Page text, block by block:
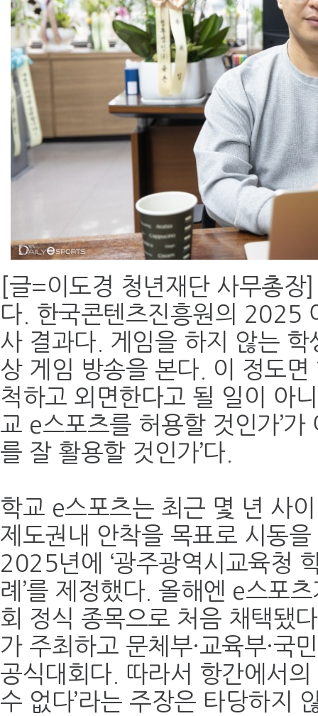
[글=이도경 청년재단 사무총
다. 한국콘텐츠진흥원의 2025
사 결과다. 게임을 하지 않는
상 게임 방송을 본다. 이 정도
척하고 외면한다고 될 일이 아
교 e스포츠를 허용할 것인가’가
를 잘 활용할 것인가’다.
학교 e스포츠는 최근 몇 년 사
제도권내 안착을 목표로 시동
2025년에 ‘광주광역시교육청
례’를 제정했다. 올해엔 e스포
회 정식 종목으로 처음 채택됐
가 주최하고 문체부·교육부·국
공식대회다. 따라서 항간에서의
수 없다’라는 주장은 타당하지